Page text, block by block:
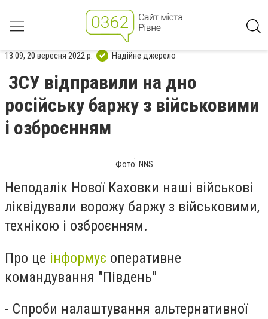
13:09, 20 вересня 2022 р. Надійне джерело
ЗСУ відправили на дно
російську баржу з військовими
і озброєнням
Фото: NNS
Неподалік Нової Каховки наші військові
ліквідували ворожу баржу з військовими,
технікою і озброєнням.
Про це інформує оперативне
командування "Південь"
- Спроби налаштування альтернативної